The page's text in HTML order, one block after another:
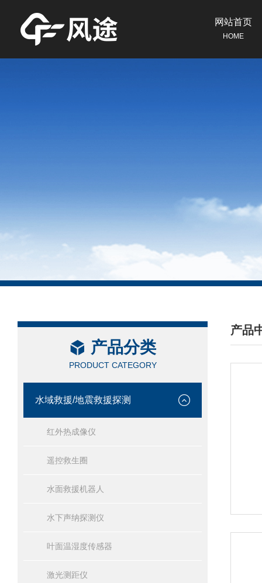
网站首页
HOME
产品分类
PRODUCT CATEGORY
水域救援/地震救援探测
红外热成像仪
遥控救生圈
水面救援机器人
水下声纳探测仪
叶面温湿度传感器
激光测距仪
产品
/